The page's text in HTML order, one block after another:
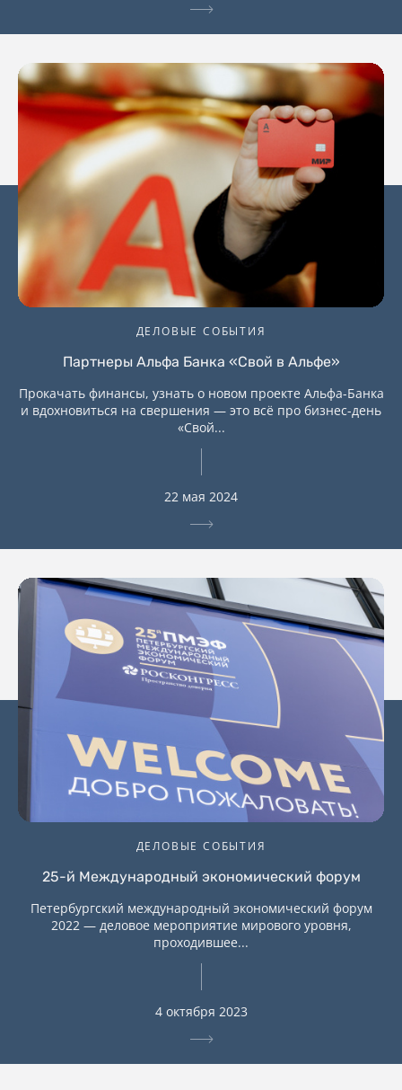
ДЕЛОВЫЕ СОБЫТИЯ
Партнеры Альфа Банка «Свой в Альфе»
Прокачать финансы, узнать о новом проекте Альфа-Банка
и вдохновиться на свершения — это всё про бизнес-день
«Свой...
22 мая 2024
ДЕЛОВЫЕ СОБЫТИЯ
25-й Международный экономический форум
Петербургский международный экономический форум
2022 — деловое мероприятие мирового уровня,
проходившее...
4 октября 2023